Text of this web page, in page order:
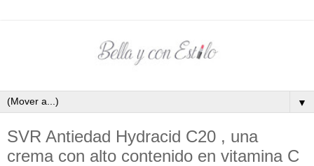
▼
SVR Antiedad Hydracid C20 , una
crema con alto contenido en vitamina C